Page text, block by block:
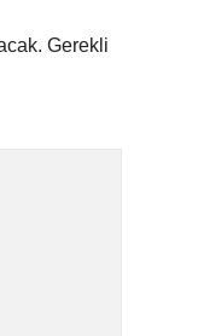
Gerekli